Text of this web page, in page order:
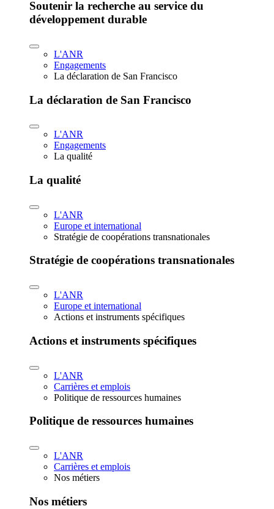
Soutenir la recherche au service du
développement durable
L'ANR
Engagements
La déclaration de San Francisco
La déclaration de San Francisco
L'ANR
Engagements
La qualité
La qualité
L'ANR
Europe et international
Stratégie de coopérations transnationales
Stratégie de coopérations transnationales
L'ANR
Europe et international
Actions et instruments spécifiques
Actions et instruments spécifiques
L'ANR
Carrières et emplois
Politique de ressources humaines
Politique de ressources humaines
L'ANR
Carrières et emplois
Nos métiers
Nos métiers